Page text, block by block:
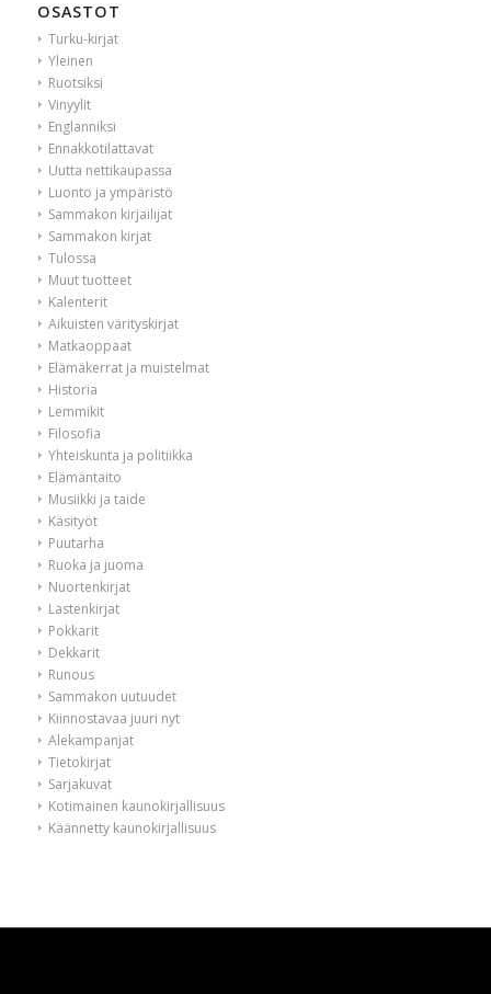
OSASTOT
Turku-kirjat
Yleinen
Ruotsiksi
Vinyylit
Englanniksi
Ennakkotilattavat
Uutta nettikaupassa
Luonto ja ympäristö
Sammakon kirjailijat
Sammakon kirjat
Tulossa
Muut tuotteet
Kalenterit
Aikuisten värityskirjat
Matkaoppaat
Elämäkerrat ja muistelmat
Historia
Lemmikit
Filosofia
Yhteiskunta ja politiikka
Elämäntaito
Musiikki ja taide
Käsityöt
Puutarha
Ruoka ja juoma
Nuortenkirjat
Lastenkirjat
Pokkarit
Dekkarit
Runous
Sammakon uutuudet
Kiinnostavaa juuri nyt
Alekampanjat
Tietokirjat
Sarjakuvat
Kotimainen kaunokirjallisuus
Käännetty kaunokirjallisuus